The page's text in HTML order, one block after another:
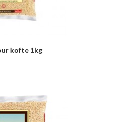
kofte 1kg
au panier